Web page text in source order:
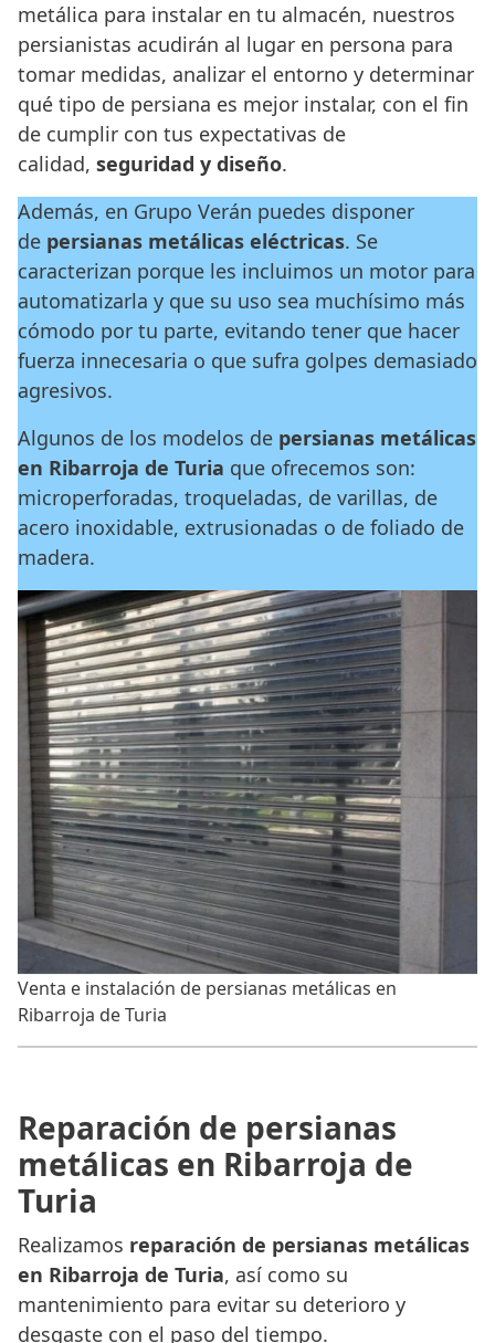
metálica para instalar en tu almacén, nuestros
persianistas acudirán al lugar en persona para
tomar medidas, analizar el entorno y determinar
qué tipo de persiana es mejor instalar, con el fin
de cumplir con tus expectativas de
calidad, seguridad y diseño.
Además, en Grupo Verán puedes disponer
de persianas metálicas eléctricas. Se
caracterizan porque les incluimos un motor para
automatizarla y que su uso sea muchísimo más
cómodo por tu parte, evitando tener que hacer
fuerza innecesaria o que sufra golpes demasiado
agresivos.
Algunos de los modelos de persianas metálicas
en Ribarroja de Turia que ofrecemos son:
microperforadas, troqueladas, de varillas, de
acero inoxidable, extrusionadas o de foliado de
madera.
Venta e instalación de persianas metálicas en
Ribarroja de Turia
Reparación de persianas
metálicas en Ribarroja de
Turia
Realizamos reparación de persianas metálicas
en Ribarroja de Turia, así como su
mantenimiento para evitar su deterioro y
desgaste con el paso del tiempo.